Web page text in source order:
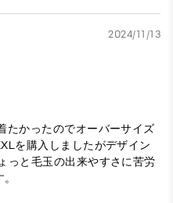
2024/11/13
たかったのでオーバーサイズ
を購入しましたがデザイン
っと毛玉の出来やすさに苦労